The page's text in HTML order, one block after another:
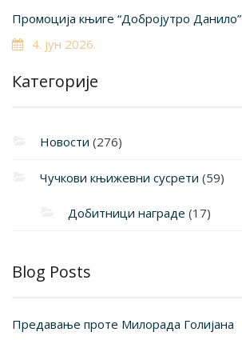
Промоција књиге “Добројутро Данило”
4. јун 2026.
Категорије
Новости (276)
Чучкови књижевни сусрети (59)
Добитници награде (17)
Blog Posts
Предавање проте Милорада Голијана